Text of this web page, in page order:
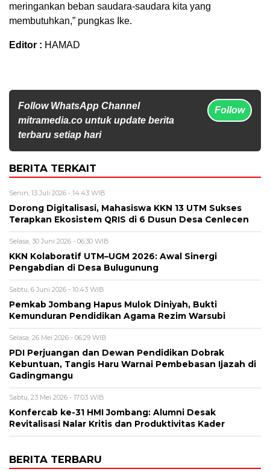
meringankan beban saudara-saudara kita yang
membutuhkan,” pungkas Ike.
Editor : HAMAD
Follow WhatsApp Channel
mitramedia.co untuk update berita
terbaru setiap hari
Follow
BERITA TERKAIT
Senin, 13 Juli 2026 - 14:43 WIB
Dorong Digitalisasi, Mahasiswa KKN 13 UTM Sukses
Terapkan Ekosistem QRIS di 6 Dusun Desa Cenlecen
Selasa, 30 Juni 2026 - 06:30 WIB
KKN Kolaboratif UTM–UGM 2026: Awal Sinergi
Pengabdian di Desa Bulugunung
Sabtu, 6 Juni 2026 - 10:43 WIB
Pemkab Jombang Hapus Mulok Diniyah, Bukti
Kemunduran Pendidikan Agama Rezim Warsubi
Selasa, 26 Mei 2026 - 06:29 WIB
PDI Perjuangan dan Dewan Pendidikan Dobrak
Kebuntuan, Tangis Haru Warnai Pembebasan Ijazah di
Gadingmangu
Sabtu, 23 Mei 2026 - 17:03 WIB
Konfercab ke-31 HMI Jombang: Alumni Desak
Revitalisasi Nalar Kritis dan Produktivitas Kader
BERITA TERBARU